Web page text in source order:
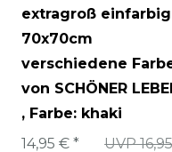
extragroß einfarbig
70x70cm
verschiedene
von SCHÖNER
, Farbe: khaki
UVP
14,95 € *